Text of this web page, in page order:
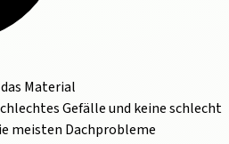
Material
Gefälleund keine schlecht
meisten Dachprobleme